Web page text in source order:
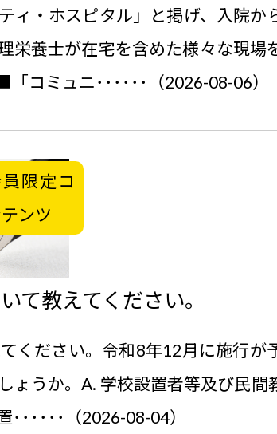
ィ・ホスピタル」と掲げ、入院か
栄養士が在宅を含めた様々な現場
コミュニ･･････（2026-08-06）
限定コ
ンツ
て教えてください。
ください。令和8年12月に施行が
ょうか。A. 学校設置者等及び民間
･････（2026-08-04）